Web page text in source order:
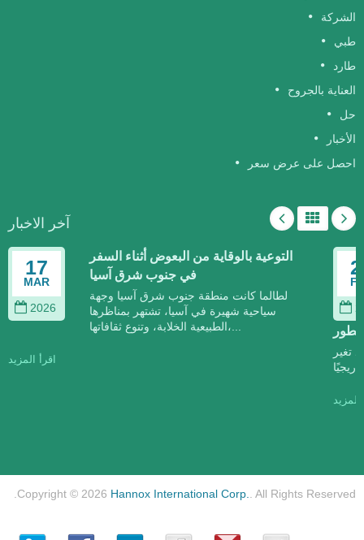
الشركة
طبي
طارد
العناية بالجروح
حل
الأخبار
احصل على عرض سعر
آخر الاخبار
17
MAR
2026
التوعية بالوقاية من البعوض أثناء السفر
في جنوب شرق آسيا
لطالما كانت منطقة جنوب شرق آسيا وجهة
سياحية شهيرة في آسيا، تشتهر بمناظرها
الطبيعية الخلابة، وتنوع ثقافاتها،...
اقرأ المزيد
تتطور
تغير
المزيد
Copyright © 2026 Hannox International Corp. . All Rights Reserved.